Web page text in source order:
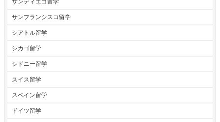
サンディエゴ留学
サンフランシスコ留学
シアトル留学
シカゴ留学
シドニー留学
スイス留学
スペイン留学
ドイツ留学